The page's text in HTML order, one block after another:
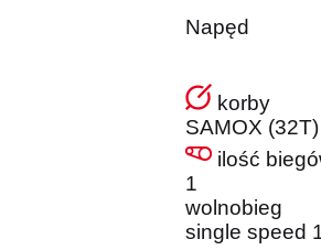
Napęd
korby
SAMOX
ilość
1
wolnobieg
single speed